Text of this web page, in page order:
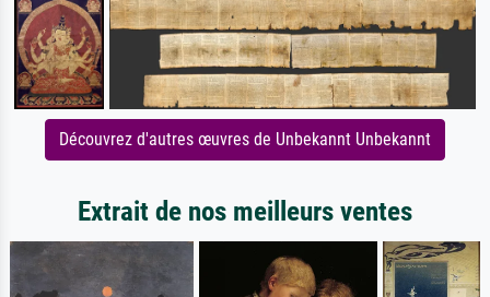
Découvrez d'autres œuvres de Unbekannt Unbekannt
Extrait de nos meilleurs ventes